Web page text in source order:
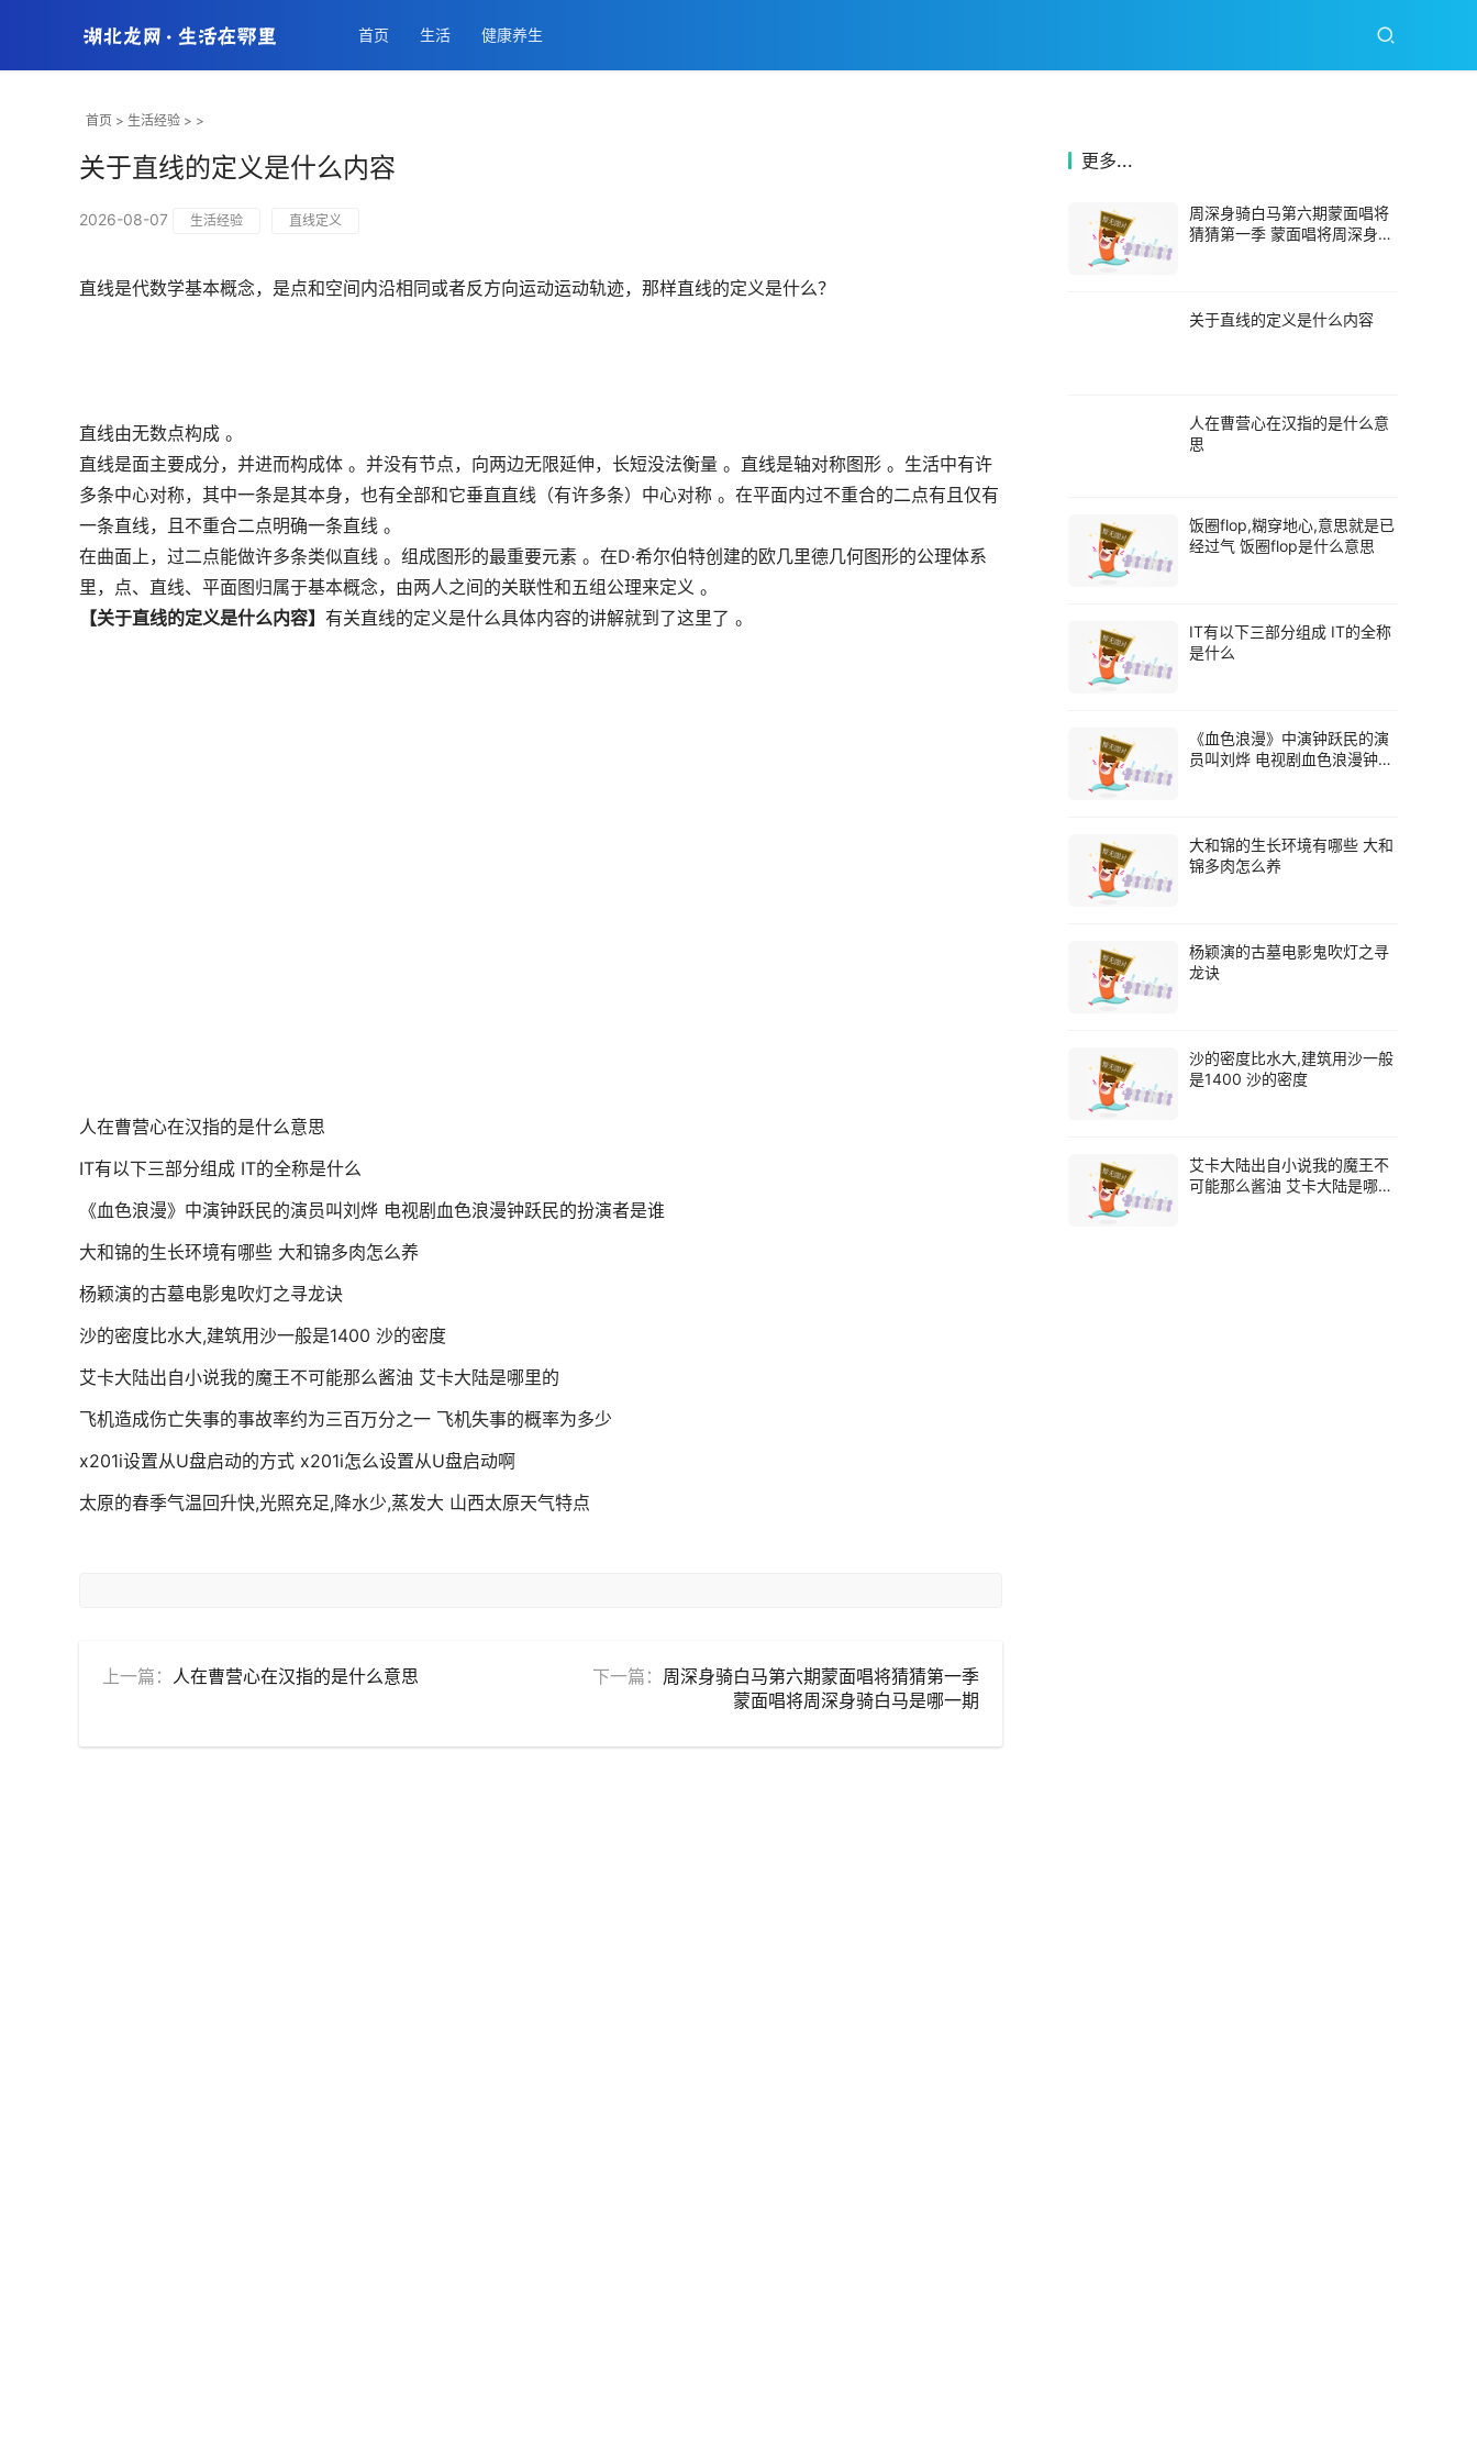
首页 生活 健康养生
首页 > 生活经验 > >
关于直线的定义是什么内容
2026-08-07 生活经验 直线定义
直线是代数学基本概念，是点和空间内沿相同或者反方向运动运动轨迹，那样直线的定义是什么？
直线由无数点构成 。
直线是面主要成分，并进而构成体 。并没有节点，向两边无限延伸，长短没法衡量 。直线是轴对称图形 。生活中有许
多条中心对称，其中一条是其本身，也有全部和它垂直直线（有许多条）中心对称 。在平面内过不重合的二点有且仅有
一条直线，且不重合二点明确一条直线 。
在曲面上，过二点能做许多条类似直线 。组成图形的最重要元素 。在D·希尔伯特创建的欧几里德几何图形的公理体系
里，点、直线、平面图归属于基本概念，由两人之间的关联性和五组公理来定义 。
【关于直线的定义是什么内容】 有关直线的定义是什么具体内容的讲解就到了这里了 。
人在曹营心在汉指的是什么意思
IT有以下三部分组成 IT的全称是什么
《血色浪漫》中演钟跃民的演员叫刘烨 电视剧血色浪漫钟跃民的扮演者是谁
大和锦的生长环境有哪些 大和锦多肉怎么养
杨颖演的古墓电影鬼吹灯之寻龙诀
沙的密度比水大,建筑用沙一般是1400 沙的密度
艾卡大陆出自小说我的魔王不可能那么酱油 艾卡大陆是哪里的
飞机造成伤亡失事的事故率约为三百万分之一 飞机失事的概率为多少
x201i设置从U盘启动的方式 x201i怎么设置从U盘启动啊
太原的春季气温回升快,光照充足,降水少,蒸发大 山西太原天气特点
上一篇： 人在曹营心在汉指的是什么意思 下一篇： 周深身骑白马第六期蒙面唱将猜猜第一季
蒙面唱将周深身骑白马是哪一期
更多...
周深身骑白马第六期蒙面唱将
猜猜第一季 蒙面唱将周深身骑
关于直线的定义是什么内容
人在曹营心在汉指的是什么意
思
饭圈flop,糊穿地心,意思就是已
经过气 饭圈flop是什么意思
IT有以下三部分组成 IT的全称
是什么
《血色浪漫》中演钟跃民的演
员叫刘烨 电视剧血色浪漫钟跃
大和锦的生长环境有哪些 大和
锦多肉怎么养
杨颖演的古墓电影鬼吹灯之寻
龙诀
沙的密度比水大,建筑用沙一般
是1400 沙的密度
艾卡大陆出自小说我的魔王不
可能那么酱油 艾卡大陆是哪里